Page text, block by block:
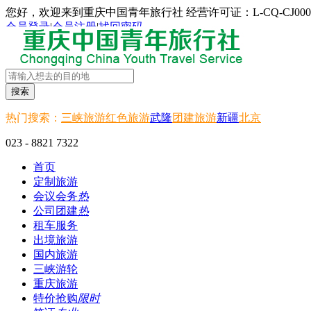
您好，欢迎来到重庆中国青年旅行社 经营许可证：L-CQ-
会员登录|会员注册|找回密码
搜索
热门搜索： 三峡旅游红色旅游武隆团建旅游新疆北京
023 - 8821 7322
首页
定制旅游
会议会务热
公司团建热
租车服务
出境旅游
国内旅游
三峡游轮
重庆旅游
特价抢购限时